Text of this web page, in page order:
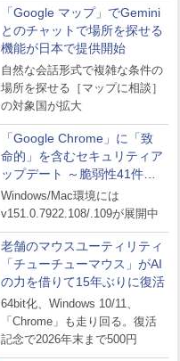
「Google マップ」でGemini
とのチャットで場所を探せる
機能が日本で提供開始
自然な会話形式で複雑な条件の
場所を探せる［マップに相談］
の対象国が拡大
「Google Chrome」に「致
命的」を含むセキュリティア
ップデート ～脆弱性41件に
対処
Windows/Mac環境には
v151.0.7922.108/.109が展開中
老舗のマウスユーティリティ
「チューチューマウス」がAI
の力を借りて15年ぶりに復活
64bit化、Windows 10/11、
「Chrome」も走り回る。復活
記念で2026年末まで500円